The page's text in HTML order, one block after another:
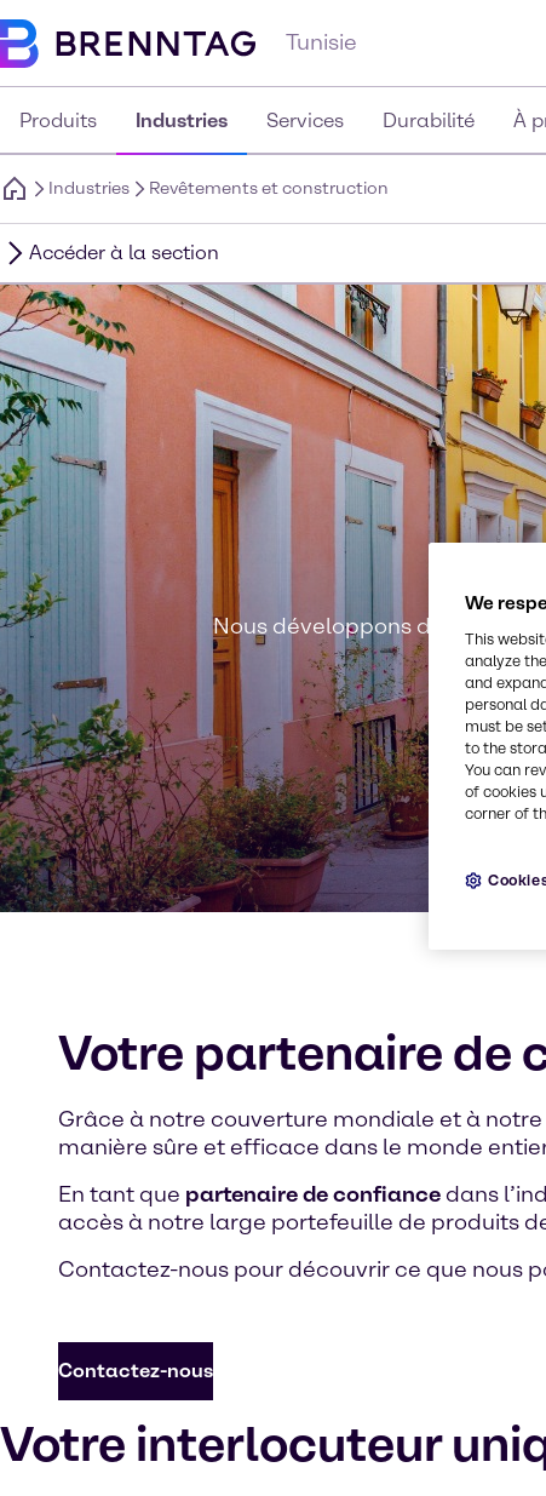
Tunisie
Produits Industries Services Durabilité À
Industries Revêtements et construction
Accéder à la section
Nous développons des
Votre partenaire de
Grâce à notre couverture mondiale et à
manière sûre et efficace dans le monde
En tant que partenaire de confiancedans
accès à notre large portefeuille de produits
Contactez-nous pour découvrir ce que nous
Contactez-nous
Votre interlocuteur
We
This
analyze
and
personal
must be
to the
You can
of cookies
corner of